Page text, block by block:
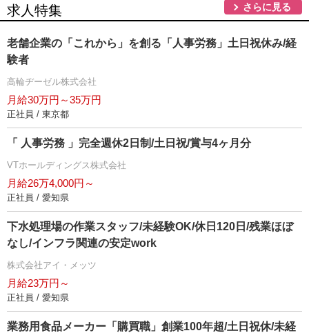
求人特集 さらに見る
老舗企業の「これから」を創る「人事労務」土日祝休み/経
験者
高輪ヂーゼル株式会社
月給30万円～35万円
正社員 / 東京都
「 人事労務 」完全週休2日制/土日祝/賞与4ヶ月分
VTホールディングス株式会社
月給26万4,000円～
正社員 / 愛知県
下水処理場の作業スタッフ/未経験OK/休日120日/残業ほぼ
なし/インフラ関連の安定work
株式会社アイ・メッツ
月給23万円～
正社員 / 愛知県
業務用食品メーカー「購買職」創業100年超/土日祝休/未経